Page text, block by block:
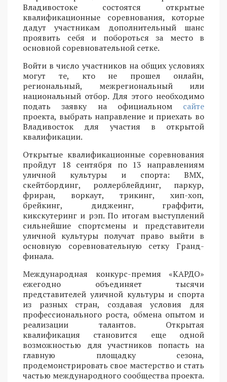
Владивостоке состоятся открытые
квалификационные соревнования, которые
дадут участникам дополнительный шанс
проявить себя и побороться за место в
основной соревновательной сетке.
Войти в число участников на общих условиях
могут те, кто не прошел онлайн,
региональный, межрегиональный или
национальный отбор. Для этого необходимо
подать заявку на официальном сайте
проекта, выбрать направление и приехать во
Владивосток для участия в открытой
квалификации.
Открытые квалификационные соревнования
пройдут 18 сентября по 13 направлениям
уличной культуры и спорта: BMX,
скейтбординг, роллерблейдинг, паркур,
фриран, воркаут, трикинг, хип-хоп,
брейкинг, диджеинг, граффити,
кикскутеринг и рэп. По итогам выступлений
сильнейшие спортсмены и представители
уличной культуры получат право выйти в
основную соревновательную сетку Гранд-
финала.
Международная конкурс-премия «КАРДО»
ежегодно объединяет тысячи
представителей уличной культуры и спорта
из разных стран, создавая условия для
профессионального роста, обмена опытом и
реализации талантов. Открытая
квалификация становится еще одной
возможностью для участников попасть на
главную площадку сезона,
продемонстрировать свое мастерство и стать
частью международного сообщества проекта.